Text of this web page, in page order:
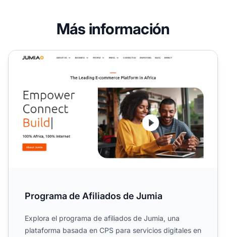
Más información
Programa de Afiliados de Jumia
Programa de Afiliados de Jumia
Explora el programa de afiliados de Jumia, una
plataforma basada en CPS para servicios digitales en